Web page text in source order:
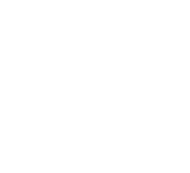
ansvarlig for alle
på din konto.
nødvendigt at downloade
på en enhed for at
visse tjenester. Se
i denne LSA for
der gælder for brugen af